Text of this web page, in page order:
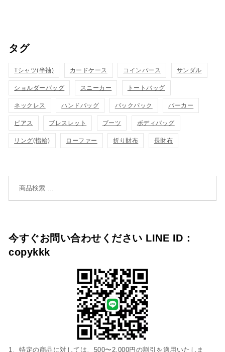
タグ
Tシャツ(半袖) カードケース コインパース サンダル
ショルダーバッグ スニーカー トートバッグ
ネックレス ハンドバッグ バックパック パーカー
ピアス ブレスレット ブーツ ボディバッグ
リング(指輪) ローファー 折り財布 長財布
今すぐお問い合わせください LINE ID：
copykkk
1、特定の商品に対しては、500〜2,000円の割引を適用いたしま